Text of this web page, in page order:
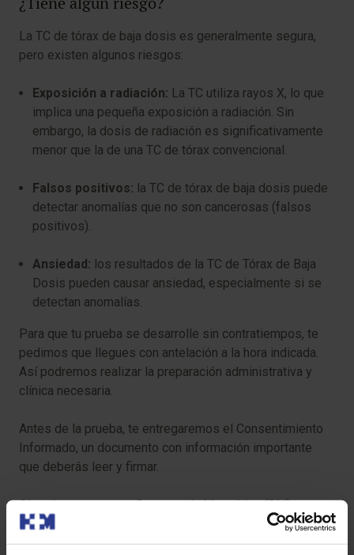
La TC de tórax de baja dosis es generalmente segura,
pero existen algunos riesgos:
Exposición a radiación: La TC utiliza rayos X, lo que
implica una pequeña exposición a radiación. Sin
embargo, la dosis de radiación es significativamente
menor que la de una TC de tórax convencional.
Falsos positivos: la TC de tórax de baja dosis puede
detectar anomalías que no son cancerosas (falsos
positivos).
Ansiedad: los resultados de la TC de Tórax de Baja
Dosis pueden causar ansiedad, especialmente si se
detectan anomalías.
Para que tu prueba se desarrolle sin contratiempos, te
pedimos que llegues con antelación a la hora indicada.
Así podremos realizar la preparación administrativa y
clínica necesaria.
Antes de la prueba, te entregaremos el Consentimiento
Informado, un documento con información importante
que deberás leer y firmar.
Si tu cita es para una Resonancia Magnética (RM), es
crucial que nos informes sobre la presencia de
marcapasos, objetos metálicos, prótesis (incluidas las